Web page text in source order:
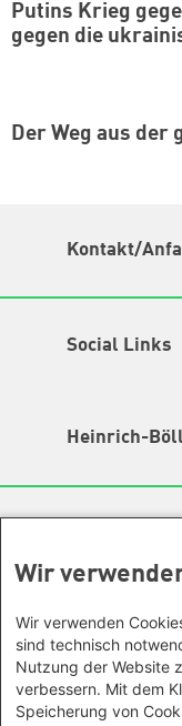
Putins Krieg
gegen die
Der Weg aus
Kontakt/
in der Heinrich-
noch Fragen
haben eine
Team unserer
Ansonsten
Social Links
TikTok
Threads
Mastodon
Heinrich-
Baden-
Berlin
Brandenburg
Bremen
Asien
Büro Neu-
Büro Phnom
Büro
Büro Seoul -
Wir
Wir verwenden
sind technisch
Nutzung der Website
verbessern. Mit dem
Speicherung von